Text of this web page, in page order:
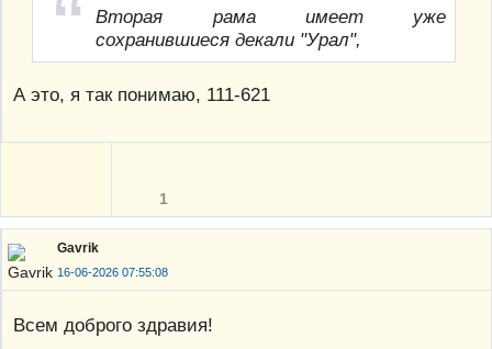
Вторая рама имеет уже
сохранившиеся декали "Урал",
А это, я так понимаю, 111-621
1
Gavrik
16-06-2026 07:55:08
Всем доброго здравия!